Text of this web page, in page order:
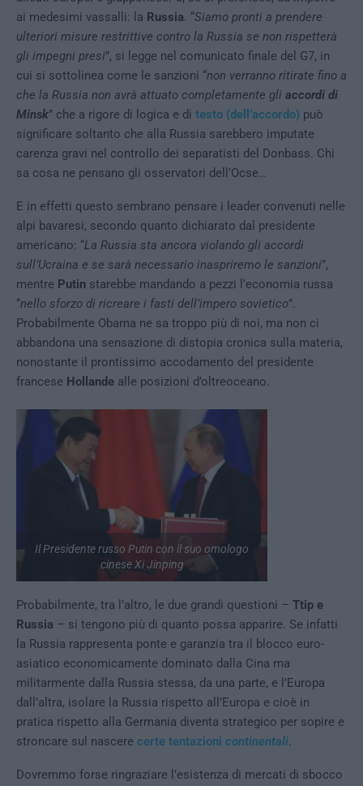
ai medesimi vassalli: la Russia . “Siamo pronti a prendere
ulteriori misure restrittive contro la Russia se non rispetterà
gli impegni presi”, si legge nel comunicato finale del G7, in
cui si sottolinea come le sanzioni “non verranno ritirate fino a
che la Russia non avrà attuato completamente gli accordi di
Minsk” che a rigore di logica e di testo (dell’accordo) può
significare soltanto che alla Russia sarebbero imputate
carenza gravi nel controllo dei separatisti del Donbass. Chi
sa cosa ne pensano gli osservatori dell’Ocse…
E in effetti questo sembrano pensare i leader convenuti nelle
alpi bavaresi, secondo quanto dichiarato dal presidente
americano: “La Russia sta ancora violando gli accordi
sull’Ucraina e se sarà necessario inaspriremo le sanzioni”,
mentre Putin starebbe mandando a pezzi l’economia russa
“nello sforzo di ricreare i fasti dell’impero sovietico”.
Probabilmente Obama ne sa troppo più di noi, ma non ci
abbandona una sensazione di distopia cronica sulla materia,
nonostante il prontissimo accodamento del presidente
francese Hollande alle posizioni d’oltreoceano.
Il Presidente russo Putin con il suo omologo
cinese Xi Jinping
Probabilmente, tra l’altro, le due grandi questioni – Ttip e
Russia – si tengono più di quanto possa apparire. Se infatti
la Russia rappresenta ponte e garanzia tra il blocco euro-
asiatico economicamente dominato dalla Cina ma
militarmente dalla Russia stessa, da una parte, e l’Europa
dall’altra, isolare la Russia rispetto all’Europa e cioè in
pratica rispetto alla Germania diventa strategico per sopire e
stroncare sul nascere certe tentazioni continentali.
Dovremmo forse ringraziare l’esistenza di mercati di sbocco